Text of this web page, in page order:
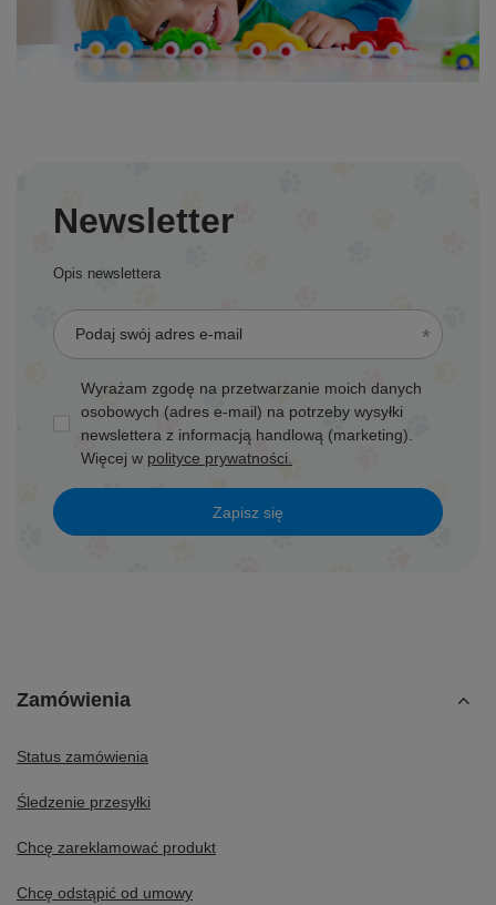
Newsletter
Opis newslettera
Podaj swój adres e-mail
Wyrażam zgodę na przetwarzanie moich danych
osobowych (adres e-mail) na potrzeby wysyłki
newslettera z informacją handlową (marketing).
Więcej w polityce prywatności.
Zapisz się
Zamówienia
Status zamówienia
Śledzenie przesyłki
Chcę zareklamować produkt
Chcę odstąpić od umowy